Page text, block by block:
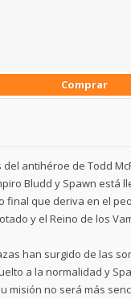
Comprar
antihéroe de Todd
Bludd y Spawn está
final que deriva en el
y el Reino de los
han surgido de las
a la normalidad y
misión no será más